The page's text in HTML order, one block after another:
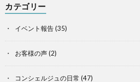
カテゴリー
イベント報告(35)
お客様の声(2)
コンシェルジュの日常 (47)